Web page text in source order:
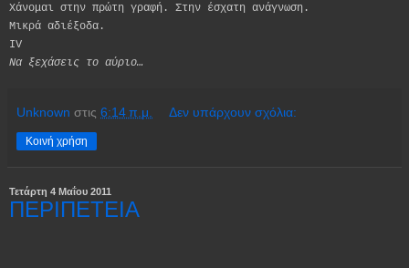
Χάνομαι στην πρώτη γραφή. Στην έσχατη ανάγνωση.
Μικρά αδιέξοδα.
ΙV
Να ξεχάσεις το αύριο…
Unknown στις 6:14 π.μ. Δεν υπάρχουν σχόλια:
Κοινή χρήση
Τετάρτη 4 Μαΐου 2011
ΠΕΡΙΠΕΤΕΙΑ